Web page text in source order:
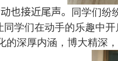
也接近尾声。 同学们纷
同学们在动手的乐趣中
的深厚内涵 ， 博大精深 ，